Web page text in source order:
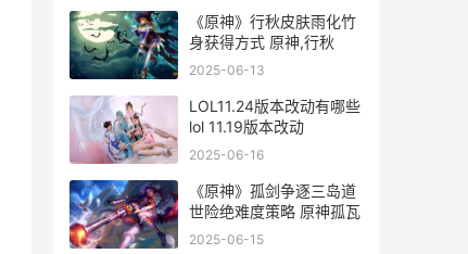
《原神》行秋皮肤雨化竹
身获得方式 原神,行秋
2025-06-13
LOL11.24版本改动有哪些
lol 11.19版本改动
2025-06-16
《原神》孤剑争逐三岛道
世险绝难度策略 原神孤瓦
2025-06-15